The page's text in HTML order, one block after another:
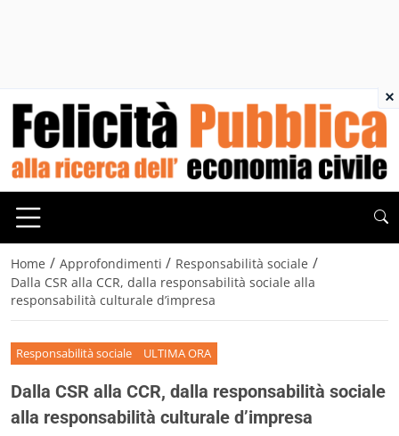
Home / Approfondimenti / Responsabilità sociale /
Dalla CSR alla CCR, dalla responsabilità sociale alla
responsabilità culturale d’impresa
Responsabilità sociale ULTIMA ORA
Dalla CSR alla CCR, dalla responsabilità sociale
alla responsabilità culturale d’impresa
×